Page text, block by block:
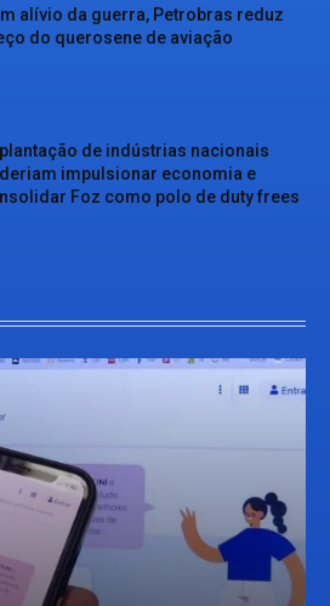
alívio da guerra, Petrobras reduz
do querosene de aviação
de indústrias nacionais
impulsionar economia e
Foz como polo de duty frees